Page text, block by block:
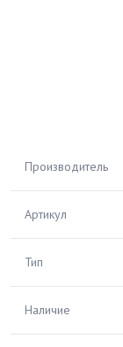
Производитель
Артикул
Тип
Наличие